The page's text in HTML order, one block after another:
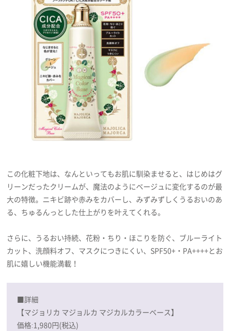
この化粧下地は、なんといってもお肌に馴染ませると、はじめはグ
リーンだったクリームが、魔法のようにベージュに変化するのが最
大の特徴。ニキビ跡や赤みをカバーし、みずみずしくうるおいのあ
る、ちゅるんっとした仕上がりを叶えてくれる。
さらに、うるおい持続、花粉・ちり・ほこりを防ぐ、ブルーライト
カット、洗顔料オフ、マスクにつきにくい、SPF50+・PA++++とお
肌に嬉しい機能満載！
■詳細
【マジョリカ マジョルカ マジカルカラーベース】
価格:1,980円(税込)